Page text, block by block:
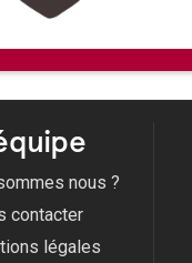
nous ?
contacter
légales